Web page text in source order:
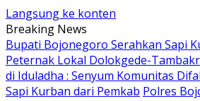
Langsung ke konten
Breaking News
Bupati Bojonegoro Serahkan Sapi
Peternak Lokal Dolokgede-
di Iduladha : Senyum Komunitas
Sapi Kurban dari Pemkab Polres